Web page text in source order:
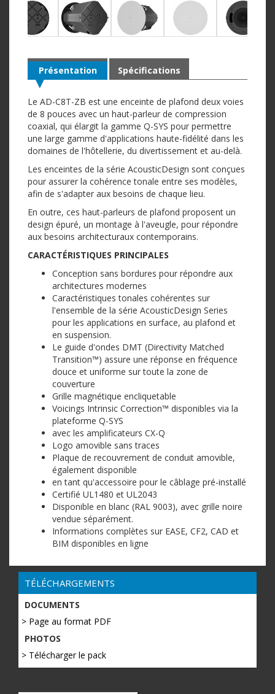
Présentation
Le AD-C8T-ZB est une enceinte de plafond deux voies
de 8 pouces avec un haut-parleur de compression
coaxial, qui élargit la gamme Q-SYS pour permettre
une large gamme d'applications haute-fidélité dans les
domaines de l'hôtellerie, du divertissement et au-delà.
Les enceintes de la série AcousticDesign sont conçues
pour assurer la cohérence tonale entre ses modèles,
afin de s'adapter aux besoins de chaque lieu.
En outre, ces haut-parleurs de plafond proposent un
design épuré, un montage à l'aveugle, pour répondre
aux besoins architecturaux contemporains.
CARACTÉRISTIQUES PRINCIPALES
Conception sans bordures pour répondre aux
architectures modernes
Caractéristiques tonales cohérentes sur
l'ensemble de la série AcousticDesign Series
pour les applications en surface, au plafond et
en suspension.
Le guide d'ondes DMT (Directivity Matched
Transition™) assure une réponse en fréquence
douce et uniforme sur toute la zone de
couverture
Grille magnétique encliquetable
Voicings Intrinsic Correction™ disponibles via la
plateforme Q-SYS
avec les amplificateurs CX-Q
Logo amovible sans traces
Plaque de recouvrement de conduit amovible,
également disponible
en tant qu'accessoire pour le câblage pré-installé
Certifié UL1480 et UL2043
Disponible en blanc (RAL 9003), avec grille noire
vendue séparément.
Informations complètes sur EASE, CF2, CAD et
BIM disponibles en ligne
Spécifications
TÉLÉCHARGEMENTS
DOCUMENTS
> Page au format PDF
PHOTOS
> Télécharger le pack